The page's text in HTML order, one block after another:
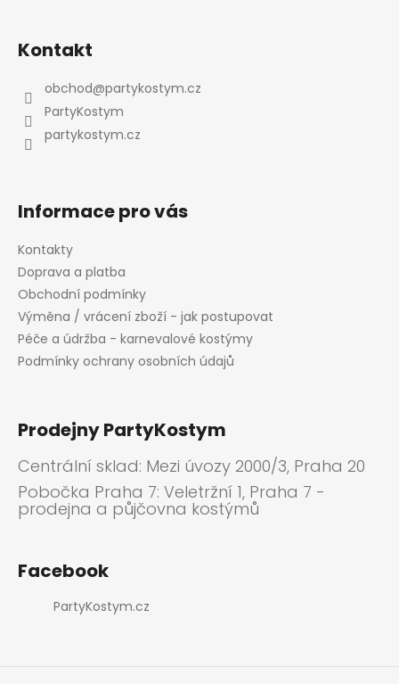
Kontakt
obchod@partykostym.cz
PartyKostym
partykostym.cz
Informace pro vás
Kontakty
Doprava a platba
Obchodní podmínky
Výměna / vrácení zboží - jak postupovat
Péče a údržba - karnevalové kostýmy
Podmínky ochrany osobních údajů
Prodejny PartyKostym
Centrální sklad: Mezi úvozy 2000/3, Praha 20
Pobočka Praha 7: Veletržní 1, Praha 7 -
prodejna a půjčovna kostýmů
Facebook
PartyKostym.cz